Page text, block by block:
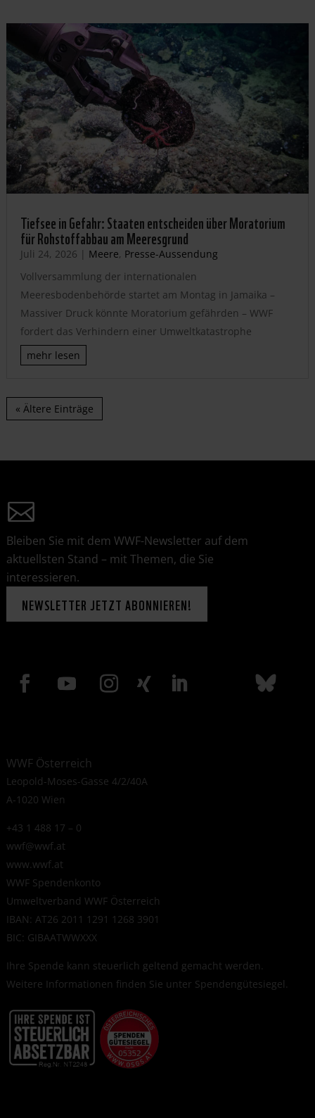
Tiefsee in Gefahr: Staaten entscheiden über Moratorium
für Rohstoffabbau am Meeresgrund
Juli 24, 2026 | Meere, Presse-Aussendung
Vollversammlung der internationalen
Meeresbodenbehörde startet am Montag in Jamaika –
Massiver Druck könnte Moratorium gefährden – WWF
fordert das Verhindern einer Umweltkatastrophe
mehr lesen
« Ältere Einträge
Bleiben Sie mit dem WWF-Newsletter auf dem
aktuellsten Stand – mit Themen, die Sie
interessieren.
NEWSLETTER JETZT ABONNIEREN!
WWF Österreich
Leopold-Moses-Gasse 4/2/40A
A-1020 Wien
+43 1 488 17 – 0
wwf@wwf.at
www.wwf.at
WWF Spendenkonto
Umweltverband WWF Österreich
IBAN: AT26 2011 1291 1268 3901
BIC: GIBAATWWXXX
Ihre Spende kann steuerlich geltend gemacht werden.
Weitere Informationen finden Sie unter Spendengütesiegel